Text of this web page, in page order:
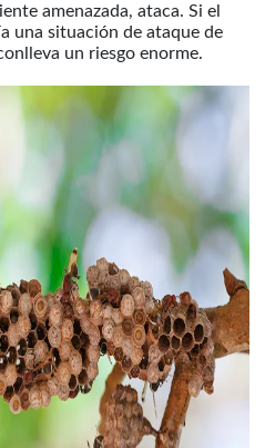
amenazada, ataca. Si el
una situación de ataque de
un riesgo enorme.